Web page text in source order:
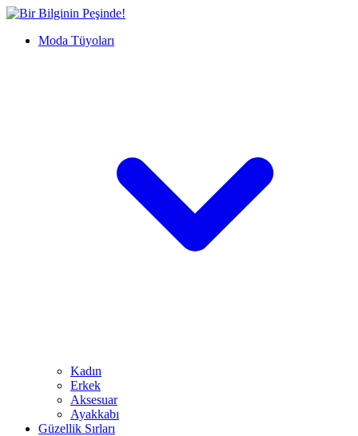
İçeriğe
Bir
Peşinde!Moda Tüyoları
Kadın
Erkek
Aksesuar
Ayakkabı
Güzellik Sırları